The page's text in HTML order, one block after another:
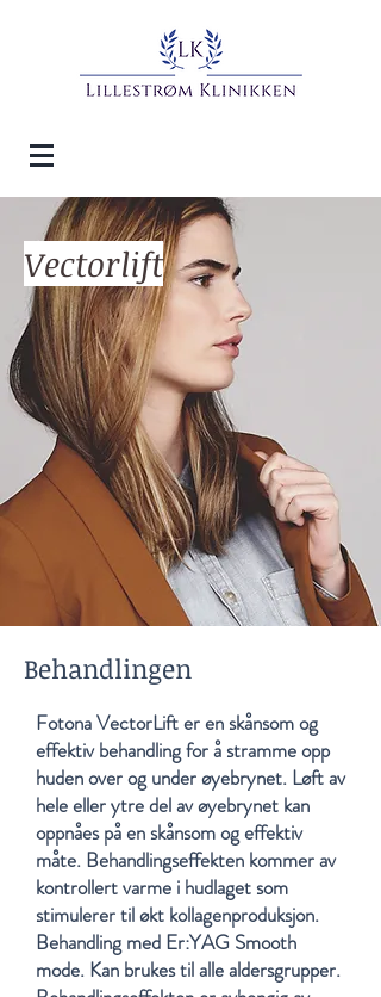
Vectorlift
Behandlingen
Fotona VectorLift er en skånsom og
effektiv behandling for å stramme opp
huden over og under øyebrynet. Løft av
hele eller ytre del av øyebrynet kan
oppnåes på en skånsom og effektiv
måte. Behandlingseffekten kommer av
kontrollert varme i hudlaget som
stimulerer til økt kollagenproduksjon.
Behandling med Er:YAG Smooth
mode. Kan brukes til alle aldersgrupper.